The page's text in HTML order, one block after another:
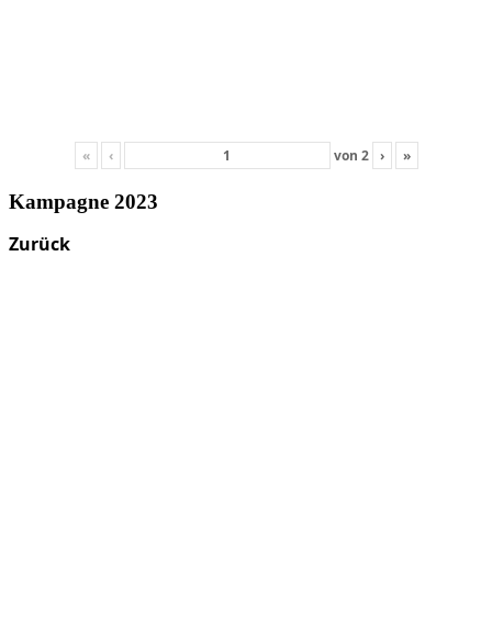
« ‹ von 2 › »
Kampagne 2023
Zurück